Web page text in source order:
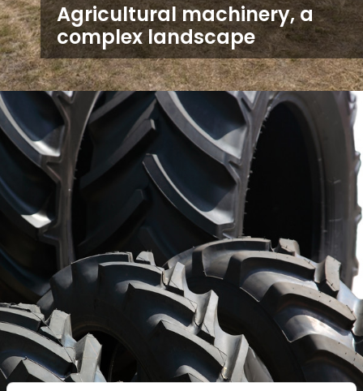
Agricultural machinery, a
complex landscape